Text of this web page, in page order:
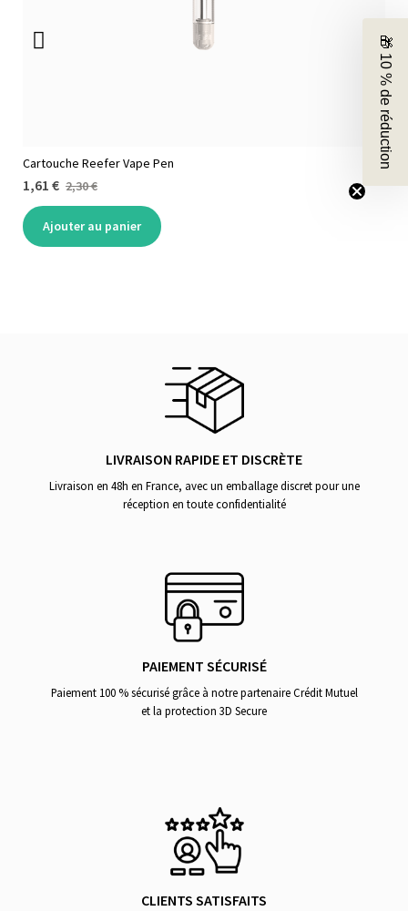
Cartouche Reefer Vape Pen
1,61 € 2,30 €
Ajouter au panier
LIVRAISON RAPIDE ET DISCRÈTE
Livraison en 48h en France, avec un emballage discret pour une
réception en toute confidentialité
PAIEMENT SÉCURISÉ
Paiement 100 % sécurisé grâce à notre partenaire Crédit Mutuel
et la protection 3D Secure
CLIENTS SATISFAITS
🎁 10 % de réduction